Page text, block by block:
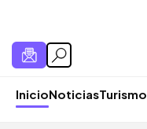
InicioNoticiasTurismo